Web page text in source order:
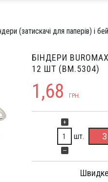
(затискачі для паперів) і
БІНДЕРИ
12 ШТ (BM.5304)
1,68 ГРН.
+
шт.
—